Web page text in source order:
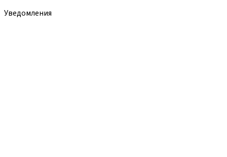
Уведомления